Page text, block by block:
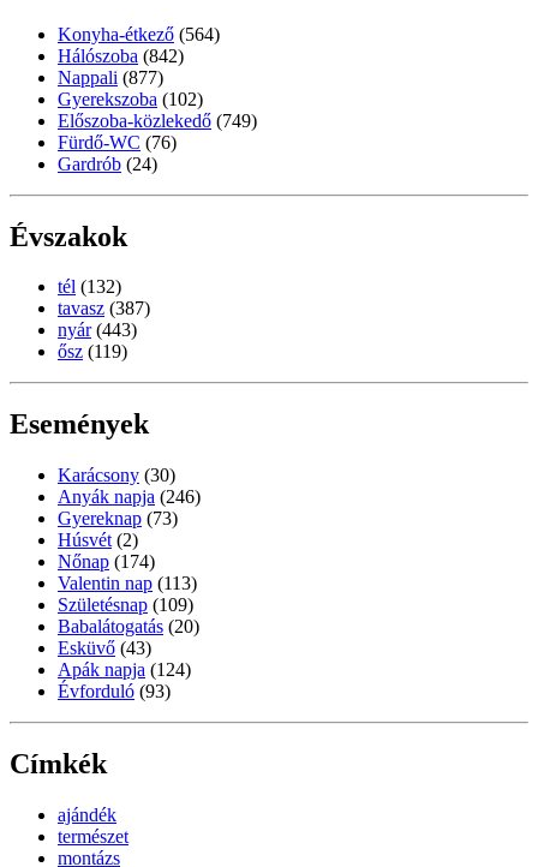
Konyha-étkező (564)
Hálószoba (842)
Nappali (877)
Gyerekszoba (102)
Előszoba-közlekedő (749)
Fürdő-WC (76)
Gardrób (24)
Évszakok
tél (132)
tavasz (387)
nyár (443)
ősz (119)
Események
Karácsony (30)
Anyák napja (246)
Gyereknap (73)
Húsvét (2)
Nőnap (174)
Valentin nap (113)
Születésnap (109)
Babalátogatás (20)
Esküvő (43)
Apák napja (124)
Évforduló (93)
Címkék
ajándék
természet
montázs